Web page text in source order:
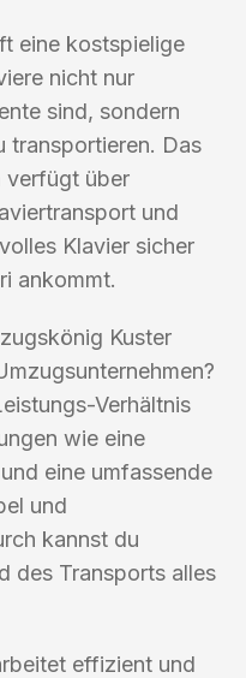
eine kostspielige
nicht nur
sind, sondern
transportieren. Das
verfügt über
und
Klavier sicher
ankommt.
Kuster
Verhältnis
wie eine
eine umfassende
und
kannst du
des Transports alles
effizient und